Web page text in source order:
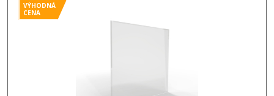
VÝHODNÁ
CENA